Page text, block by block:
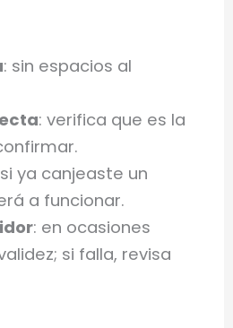
: sin espacios al
: verifica que es la
ya canjeaste un
a funcionar.
: en ocasiones
si falla, revisa